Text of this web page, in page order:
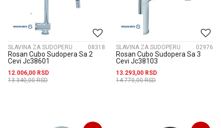
SLAVINA ZA SUDOPERU 08318
Rosan Cubo Sudopera Sa 2
Cevi Jc38601
12.006,00 RSD
13.340,00RSD
SLAVINA ZA SUDOPERU 02976
Rosan Cubo Sudopera Sa 3
Cevi Jc38103
13.293,00 RSD
14.770,00RSD